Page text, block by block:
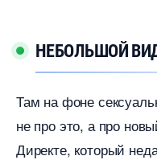
НЕБОЛЬШОЙ
Там на фоне
не про это, а про
Директе, который